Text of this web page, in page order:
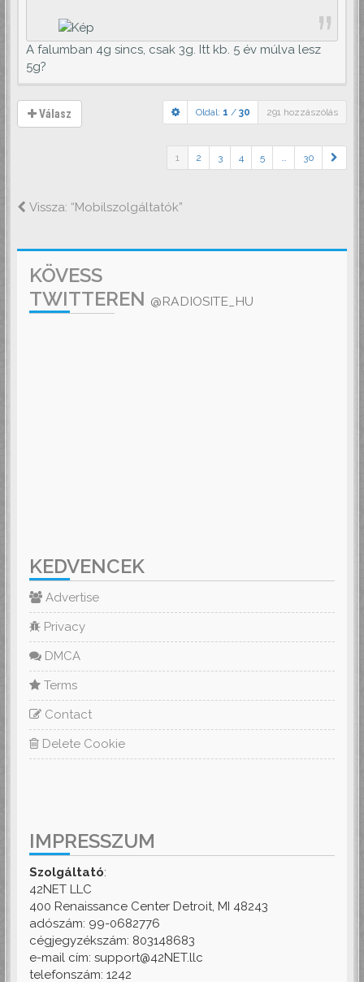
A falumban 4g sincs, csak 3g. Itt kb. 5 év múlva lesz
5g?
Válasz Oldal: 1 / 30 291 hozzászólás
1 2 3 4 5 30
Vissza: “Mobilszolgáltatók”
KÖVESS
TWITTEREN @RADIOSITE_HU
KEDVENCEK
Advertise
Privacy
DMCA
Terms
Contact
Delete Cookie
IMPRESSZUM
Szolgáltató:
42NET LLC
400 Renaissance Center Detroit, MI 48243
adószám: 99-0682776
cégjegyzékszám: 803148683
e-mail cím: support@42NET.llc
telefonszám: 1242